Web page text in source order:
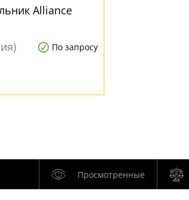
Alliance
По запросу
Просмотренные